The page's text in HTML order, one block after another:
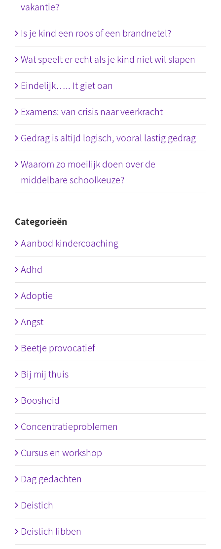
vakantie?
Is je kind een roos of een brandnetel?
Wat speelt er echt als je kind niet wil slapen
Eindelijk….. It giet oan
Examens: van crisis naar veerkracht
Gedrag is altijd logisch, vooral lastig gedrag
Waarom zo moeilijk doen over de
middelbare schoolkeuze?
Categorieën
Aanbod kindercoaching
Adhd
Adoptie
Angst
Beetje provocatief
Bij mij thuis
Boosheid
Concentratieproblemen
Cursus en workshop
Dag gedachten
Deistich
Deistich libben